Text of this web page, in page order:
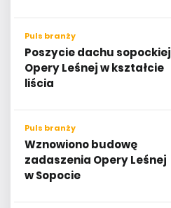
Puls branży
Poszycie dachu sopockiej
Opery Leśnej w kształcie
liścia
Puls branży
Wznowiono budowę
zadaszenia Opery Leśnej
w Sopocie